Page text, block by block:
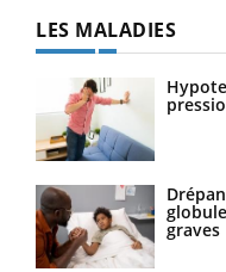
LES MALADIES
graves